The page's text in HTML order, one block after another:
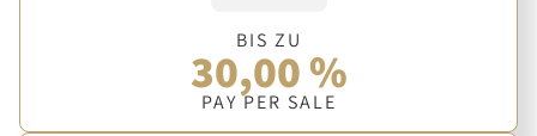
BIS ZU
30,00 %
PAY PER SALE